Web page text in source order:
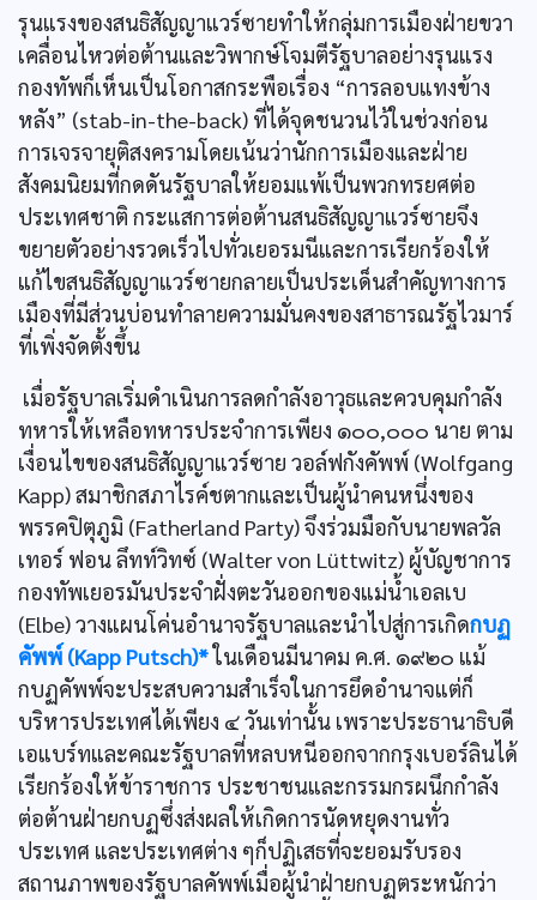
รุนแรงของสนธิสัญญาแวร์ซายทำให้กลุ่มการเมืองฝ่ายขวา
เคลื่อนไหวต่อต้านและวิพากษ์โจมตีรัฐบาลอย่างรุนแรง
กองทัพก็เห็นเป็นโอกาสกระพือเรื่อง “การลอบแทงข้าง
หลัง” (stab-in-the-back) ที่ได้จุดชนวนไว้ในช่วงก่อน
การเจรจายุติสงครามโดยเน้นว่านักการเมืองและฝ่าย
สังคมนิยมที่กดดันรัฐบาลให้ยอมแพ้เป็นพวกทรยศต่อ
ประเทศชาติ กระแสการต่อต้านสนธิสัญญาแวร์ซายจึง
ขยายตัวอย่างรวดเร็วไปทั่วเยอรมนีและการเรียกร้องให้
แก้ไขสนธิสัญญาแวร์ซายกลายเป็นประเด็นสำคัญทางการ
เมืองที่มีส่วนบ่อนทำลายความมั่นคงของสาธารณรัฐไวมาร์
ที่เพิ่งจัดตั้งขึ้น
เมื่อรัฐบาลเริ่มดำเนินการลดกำลังอาวุธและควบคุมกำลัง
ทหารให้เหลือทหารประจำการเพียง ๑๐๐,๐๐๐ นาย ตาม
เงื่อนไขของสนธิสัญญาแวร์ซาย วอล์ฟกังคัพพ์ (Wolfgang
Kapp) สมาชิกสภาไรค์ชตากและเป็นผู้นำคนหนึ่งของ
พรรคปิตุภูมิ (Fatherland Party) จึงร่วมมือกับนายพลวัล
เทอร์ ฟอน ลึทท์วิทซ์ (Walter von Lüttwitz) ผู้บัญชาการ
กองทัพเยอรมันประจำฝั่งตะวันออกของแม่น้ำเอลเบ
(Elbe) วางแผนโค่นอำนาจรัฐบาลและนำไปสู่การเกิดกบฏ
คัพพ์ (Kapp Putsch)*ในเดือนมีนาคม ค.ศ. ๑๙๒๐ แม้
กบฏคัพพ์จะประสบความสำเร็จในการยึดอำนาจแต่ก็
บริหารประเทศได้เพียง ๔ วันเท่านั้น เพราะประธานาธิบดี
เอแบร์ทและคณะรัฐบาลที่หลบหนีออกจากกรุงเบอร์ลินได้
เรียกร้องให้ข้าราชการ ประชาชนและกรรมกรผนึกกำลัง
ต่อต้านฝ่ายกบฏซึ่งส่งผลให้เกิดการนัดหยุดงานทั่ว
ประเทศ และประเทศต่าง ๆก็ปฏิเสธที่จะยอมรับรอง
สถานภาพของรัฐบาลคัพพ์เมื่อผู้นำฝ่ายกบฏตระหนักว่า